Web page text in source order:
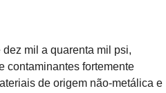
mil a quarenta mil psi,
contaminantes fortemente
de origem não-metálica e